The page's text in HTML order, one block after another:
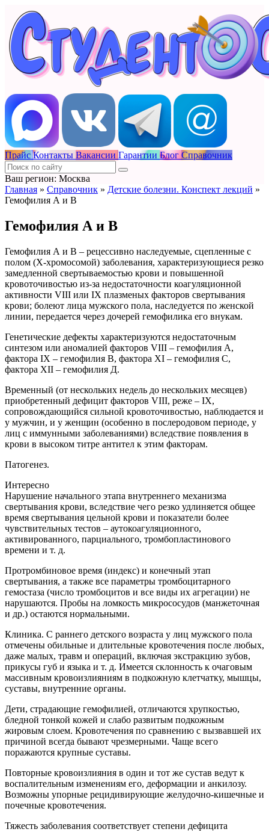
Прайс Контакты Вакансии Гарантии Блог Справочник
Ваш регион: Москва
Главная » Справочник » Детские болезни. Конспект лекций »
Гемофилия А и В
Гемофилия А и В
Гемофилия А и В – рецессивно наследуемые, сцепленные с
полом (Х-хромосомой) заболевания, характеризующиеся резко
замедленной свертываемостью крови и повышенной
кровоточивостью из-за недостаточности коагуляционной
активности VIII или IХ плазменых факторов свертывания
крови; болеют лица мужского пола, наследуется по женской
линии, передается через дочерей гемофилика его внукам.
Генетические дефекты характеризуются недостаточным
синтезом или аномалией факторов VIII – гемофилия А,
фактора IХ – гемофилия В, фактора ХI – гемофилия С,
фактора ХII – гемофилия Д.
Временный (от нескольких недель до нескольких месяцев)
приобретенный дефицит факторов VIII, реже – IХ,
сопровождающийся сильной кровоточивостью, наблюдается и
у мужчин, и у женщин (особенно в послеродовом периоде, у
лиц с иммунными заболеваниями) вследствие появления в
крови в высоком титре антител к этим факторам.
Патогенез.
Интересно
Нарушение начального этапа внутреннего механизма
свертывания крови, вследствие чего резко удлиняется общее
время свертывания цельной крови и показатели более
чувствительных тестов – аутокоагуляционного,
активированного, парциального, тромбопластинового
времени и т. д.
Протромбиновое время (индекс) и конечный этап
свертывания, а также все параметры тромбоцитарного
гемостаза (число тромбоцитов и все виды их агрегации) не
нарушаются. Пробы на ломкость микрососудов (манжеточная
и др.) остаются нормальными.
Клиника. С раннего детского возраста у лиц мужского пола
отмечены обильные и длительные кровотечения после любых,
даже малых, травм и операций, включая экстракцию зубов,
прикусы губ и языка и т. д. Имеется склонность к очаговым
массивным кровоизлияниям в подкожную клетчатку, мышцы,
суставы, внутренние органы.
Дети, страдающие гемофилией, отличаются хрупкостью,
бледной тонкой кожей и слабо развитым подкожным
жировым слоем. Кровотечения по сравнению с вызвавшей их
причиной всегда бывают чрезмерными. Чаще всего
поражаются крупные суставы.
Повторные кровоизлияния в один и тот же сустав ведут к
воспалительным изменениям его, деформации и анкилозу.
Возможны упорные рецидивирующие желудочно-кишечные и
почечные кровотечения.
Тяжесть заболевания соответствует степени дефицита